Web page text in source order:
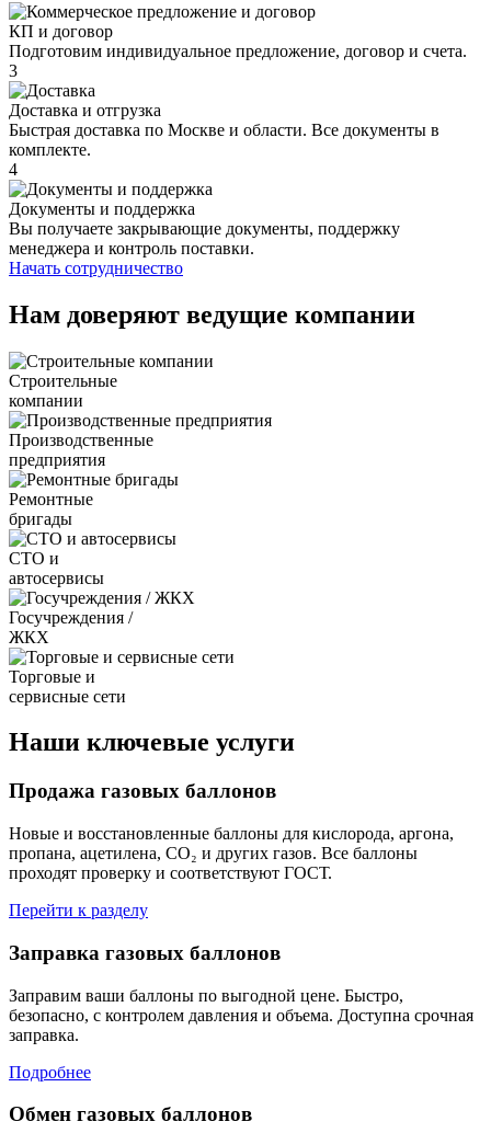
КП и договор
Подготовим индивидуальное предложение, договор и счета.
3
Доставка и отгрузка
Быстрая доставка по Москве и области. Все документы в
комплекте.
4
Документы и поддержка
Вы получаете закрывающие документы, поддержку
менеджера и контроль поставки.
Начать сотрудничество
Нам доверяют ведущие компании
Строительные
компании
Производственные
предприятия
Ремонтные
бригады
СТО и
автосервисы
Госучреждения /
ЖКХ
Торговые и
сервисные сети
Наши ключевые услуги
Продажа газовых баллонов
Новые и восстановленные баллоны для кислорода, аргона,
пропана, ацетилена, CO₂ и других газов. Все баллоны
проходят проверку и соответствуют ГОСТ.
Перейти к разделу
Заправка газовых баллонов
Заправим ваши баллоны по выгодной цене. Быстро,
безопасно, с контролем давления и объема. Доступна срочная
заправка.
Подробнее
Обмен газовых баллонов